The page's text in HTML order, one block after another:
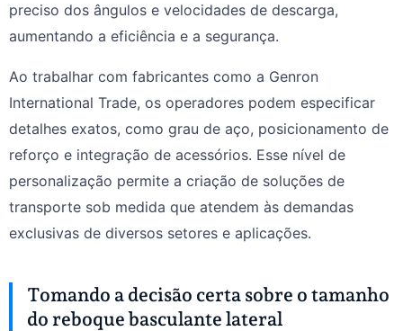
preciso dos ângulos e velocidades de descarga,
aumentando a eficiência e a segurança.
Ao trabalhar com fabricantes como a Genron
International Trade, os operadores podem especificar
detalhes exatos, como grau de aço, posicionamento de
reforço e integração de acessórios. Esse nível de
personalização permite a criação de soluções de
transporte sob medida que atendem às demandas
exclusivas de diversos setores e aplicações.
Tomando a decisão certa sobre o tamanho
do reboque basculante lateral